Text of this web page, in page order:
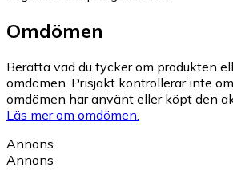
Omdömen
Berätta vad du tycker om produkten
omdömen. Prisjakt kontrollerar inte
omdömen har använt eller köpt den
Läs mer om omdömen.
Annons
Annons